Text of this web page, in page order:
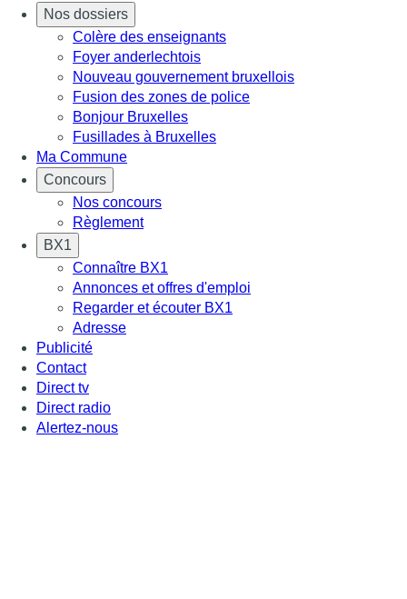
Nos dossiers
Colère des enseignants
Foyer anderlechtois
Nouveau gouvernement bruxellois
Fusion des zones de police
Bonjour Bruxelles
Fusillades à Bruxelles
Ma Commune
Concours
Nos concours
Règlement
BX1
Connaître BX1
Annonces et offres d'emploi
Regarder et écouter BX1
Adresse
Publicité
Contact
Direct tv
Direct radio
Alertez-nous